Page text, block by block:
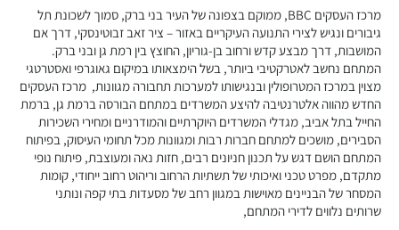
מבני משרדים ומסחר ·
"בית ישראכרט" (STUDIO TOWER)
מבני משרדים ומסחר ·בר כוכבא 9, בני ברק
"מגדל ב.ס.ר 3"
מבני משרדים ומסחר · מצדה 9, בני ברק
"מגדל וי טאואר – V-TOWER"
מבני משרדים ומסחר ·בר כוכבא 23, בני ברק
"בניין ויטה"
מבני משרדים ומסחר ·בן גוריון 11, בני ברק
"מגדל ב.ס.ר 1"
בן גוריון 1, בני ברק
מרכז העסקים BBC, ממוקם בצפונה של העיר בני ברק, סמוך לשכונת תל
גיבורים ונגיש לצירי התנועה העיקריים באזור – ציר זאב זבוטינסקי, דרך אם
המושבות, דרך מבצע קדש ורחוב בן-גוריון, החוצץ בין רמת גן ובני ברק.
המתחם נחשב לאטרקטיבי ביותר, בשל הימצאותו במיקום גאוגרפי ואסטרטגי
מצוין במרכז המטרופולין ובנגישותו למערכות תחבורה מגוונות, מרכז העסקים
החדש מהווה אלטרנטיבה להיצע המשרדים במתחם הבורסה ברמת גן, ברמת
החייל בתל אביב, מגדלי המשרדים היוקרתיים והמודרניים ומחירי השכירות
הסבירים, מושכים למתחם חברות רבות ומגוונות מכל תחומי העיסוק, בפיתוח
המתחם הושם דגש על תכנון חניונים רבים, חזות נאה ומעוצבת, פיתוח נופי
מתקדם, מפרט טכני ואיכותי של תשתיות הרחוב וריהוט רחוב ייחודי, קומות
המסחר של הבניינים מאוישות במגוון רחב של מסעדות בתי קפה ונותני
שרותים נלווים לדירי המתחם,